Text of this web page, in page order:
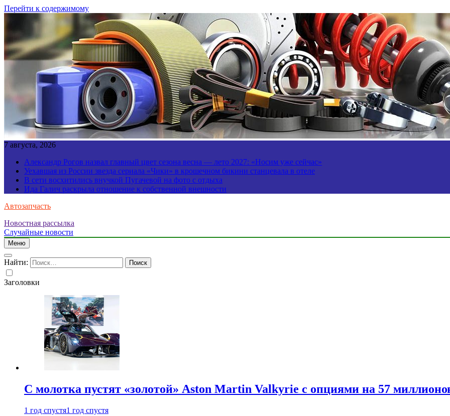
Перейти к содержимому
7 августа, 2026
Александр Рогов назвал главный цвет сезона весна — лето 2027: «Носим уже сейчас»
Уехавшая из России звезда сериала «Чики» в крошечном бикини станцевала в отеле
В сети восхитились внучкой Пугачевой на фото с отдыха
Ида Галич раскрыла отношение к собственной внешности
Автозапчасть
Новостная рассылка
Случайные новости
Меню
Найти:
Заголовки
С молотка пустят «золотой» Aston Martin Valkyrie с опциями на 57
1 год спустя1 год спустя